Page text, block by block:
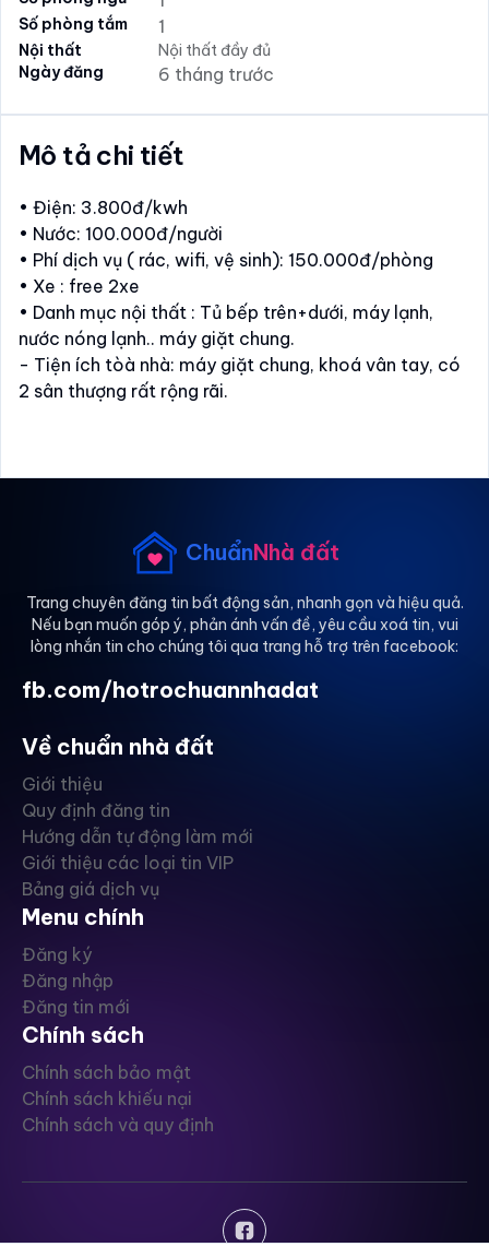
Số phòng tắm 1
Nội thất
Nội thất đầy đủ
Ngày đăng
6 tháng trước
Mô tả chi tiết
• Điện: 3.800đ/kwh
• Nước: 100.000đ/người
• Phí dịch vụ ( rác, wifi, vệ sinh): 150.000đ/phòng
• Xe : free 2xe
• Danh mục nội thất : Tủ bếp trên+dưới, máy lạnh,
nước nóng lạnh.. máy giặt chung.
- Tiện ích tòà nhà: máy giặt chung, khoá vân tay, có
2 sân thượng rất rộng rãi.
ChuẩnNhà đất
Trang chuyên đăng tin bất động sản, nhanh gọn và hiệu quả.
Nếu bạn muốn góp ý, phản ánh vấn đề, yêu cầu xoá tin, vui
lòng nhắn tin cho chúng tôi qua trang hỗ trợ trên facebook:
fb.com/hotrochuannhadat
Về chuẩn nhà đất
Giới thiệu
Quy định đăng tin
Hướng dẫn tự động làm mới
Giới thiệu các loại tin VIP
Bảng giá dịch vụ
Menu chính
Đăng ký
Đăng nhập
Đăng tin mới
Chính sách
Chính sách bảo mật
Chính sách khiếu nại
Chính sách và quy định